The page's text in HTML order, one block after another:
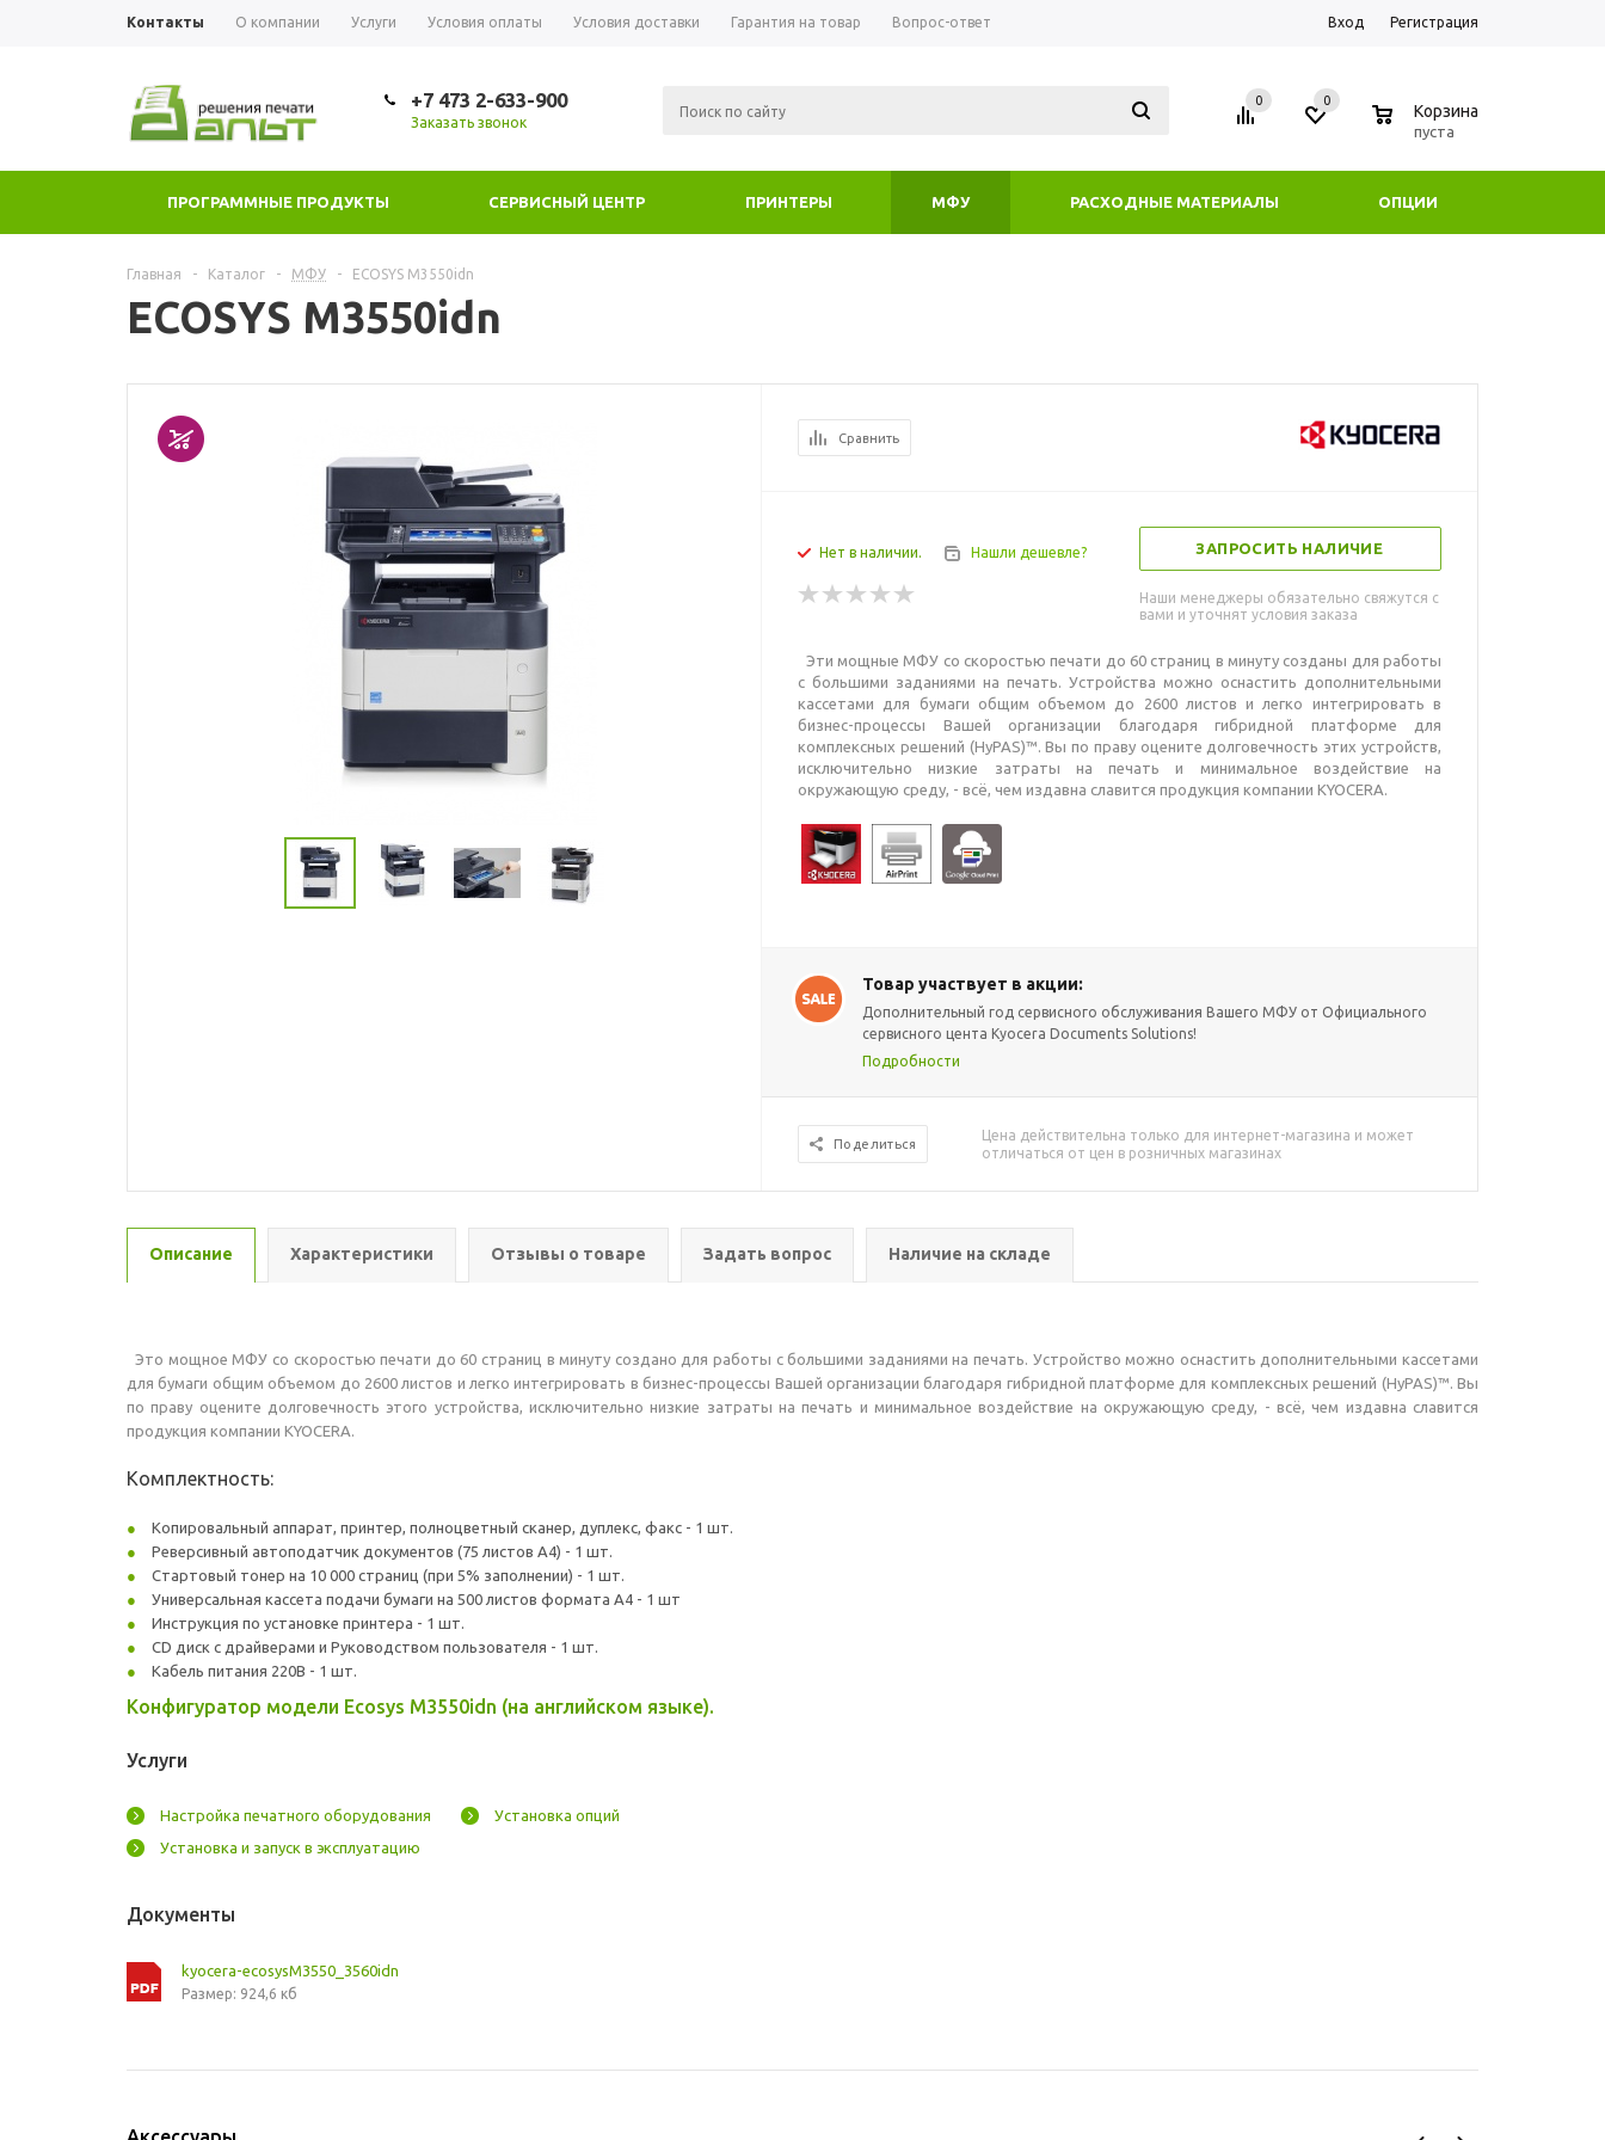
Контакты О компании Услуги Условия оплаты Условия доставки Гарантия на товар Вопрос-ответ Вход Регистрация
+7 473 2-633-900
Заказать звонок
0 0
Корзина
пуста
ПРОГРАММНЫЕ ПРОДУКТЫ СЕРВИСНЫЙ ЦЕНТР ПРИНТЕРЫ МФУ РАСХОДНЫЕ МАТЕРИАЛЫ ОПЦИИ
Главная - Каталог - МФУ - ECOSYS M3550idn
ECOSYS M3550idn
Сравнить
Нет в наличии. Нашли дешевле? ЗАПРОСИТЬ НАЛИЧИЕ
Наши менеджеры обязательно свяжутся с
вами и уточнят условия заказа
Эти мощные МФУ со скоростью печати до 60 страниц в минуту созданы для работы
с большими заданиями на печать. Устройства можно оснастить дополнительными
кассетами для бумаги общим объемом до 2600 листов и легко интегрировать в
бизнес-процессы Вашей организации благодаря гибридной платформе для
комплексных решений (HyPAS)™. Вы по праву оцените долговечность этих устройств,
исключительно низкие затраты на печать и минимальное воздействие на
окружающую среду, - всё, чем издавна славится продукция компании KYOCERA.
Товар участвует в акции:
Дополнительный год сервисного обслуживания Вашего МФУ от Официального
сервисного цента Kyocera Documents Solutions!
Подробности
Поделиться
Цена действительна только для интернет-магазина и может
отличаться от цен в розничных магазинах
Описание Характеристики Отзывы о товаре Задать вопрос Наличие на складе
Это мощное МФУ со скоростью печати до 60 страниц в минуту создано для работы с большими заданиями на печать. Устройство можно оснастить дополнительными кассетами
для бумаги общим объемом до 2600 листов и легко интегрировать в бизнес-процессы Вашей организации благодаря гибридной платформе для комплексных решений (HyPAS)™. Вы
по праву оцените долговечность этого устройства, исключительно низкие затраты на печать и минимальное воздействие на окружающую среду, - всё, чем издавна славится
продукция компании KYOCERA.
Комплектность:
Копировальный аппарат, принтер, полноцветный сканер, дуплекс, факс - 1 шт.
Реверсивный автоподатчик документов (75 листов А4) - 1 шт.
Стартовый тонер на 10 000 страниц (при 5% заполнении) - 1 шт.
Универсальная кассета подачи бумаги на 500 листов формата A4 - 1 шт
Инструкция по установке принтера - 1 шт.
CD диск с драйверами и Руководством пользователя - 1 шт.
Кабель питания 220В - 1 шт.
Конфигуратор модели Ecosys M3550idn (на английском языке).
Услуги
Настройка печатного оборудования
Установка опций
Установка и запуск в эксплуатацию
Документы
kyocera-ecosysM3550_3560idn
Размер: 924,6 кб